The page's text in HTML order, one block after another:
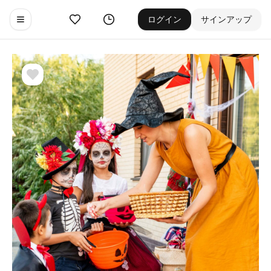
Toggle navigation menu
お気に入りゲーム履歴 ログイン サインアップ